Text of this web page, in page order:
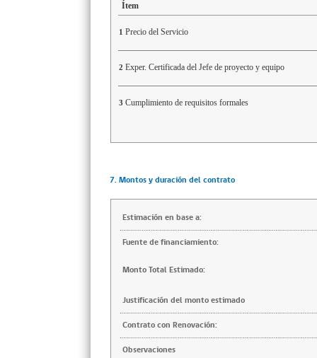
Ítem
1 Precio del Servicio
2 Exper. Certificada del Jefe de proyecto y equipo
3 Cumplimiento de requisitos formales
7. Montos y duración del contrato
Estimación en base a:
Fuente de financiamiento:
Monto Total Estimado:
Justificación del monto estimado
Contrato con Renovación:
Observaciones